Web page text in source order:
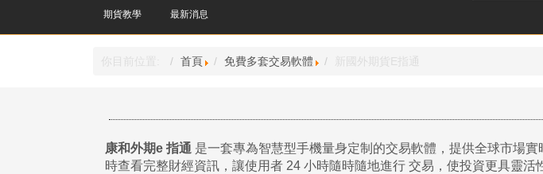
期貨教學 最新消息
你目前位置: 首頁 免費多套交易軟體 新國外期貨E指通
康和外期e 指通 是一套專為智慧型手機量身定制的交易軟體，提供全球市場實
時查看完整財經資訊，讓使用者 24 小時隨時隨地進行 交易，使投資更具靈活